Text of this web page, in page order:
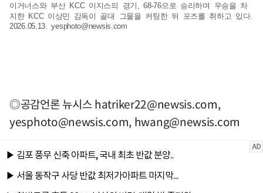
이거너스와 부산 KCC 이지스의 경기, 68-76으로 승리하며 우승을 차
지한 KCC 이상민 감독이 골대 그물을 커팅한 뒤 포즈를 취하고 있다.
2026.05.13.yesphoto@newsis.com
◎공감언론 뉴시스hatriker22@newsis.com,
yesphoto@newsis.com, hwang@newsis.com